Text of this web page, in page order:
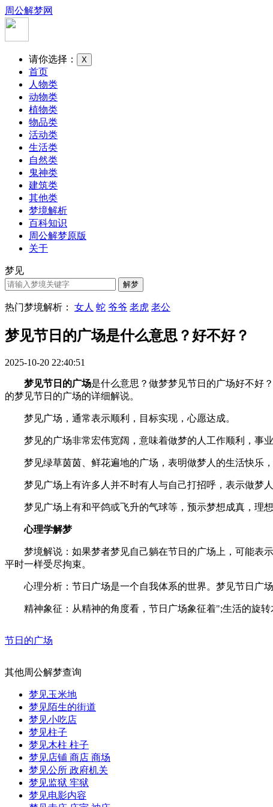
周公解梦网
请你选择： X
首页
人物类
动物类
植物类
物品类
活动类
生活类
自然类
鬼神类
建筑类
其他类
梦境解析
百科知识
周公解梦原版
关于
梦见
热门梦境解析： 女人 蛇 爷爷 老虎 老公
梦见节日的广场是什么意思？好不好？
2025-10-20 22:40:51
梦见节日的广场是什么意思？做梦梦见节日的广场好不好
的梦见节日的广场的详细解说。
梦见广场，通常表示顺利，目标实现，心愿达成。
梦见的广场非常宏伟宽阔，意味着做梦的人工作顺利，事业
梦见绿草茵茵、鲜花遍地的广场，表明做梦人的生活快乐，
梦见广场上有许多人并不时有人与自己打招呼，表示做梦人
梦见广场上有和平鸽或飞升的气球等，预示梦想成真，理想
心理学解梦
梦境解说：如果梦者梦见自己躺在节日的广场上，可能表示
平时一样受尽拘束。
心理分析：节日广场是一个自我体系的世界。梦见节日广场
精神象征：从精神的角度看，节日广场象征着";生活的旋转
节日的广场
其他周公解梦查询
梦见玉米地
梦见陌生的街道
梦见小吃店
梦见柱子
梦见木柱 柱子
梦见店铺 商店 商场
梦见公所 政府机关
梦见监狱 牢狱
梦见电影内容